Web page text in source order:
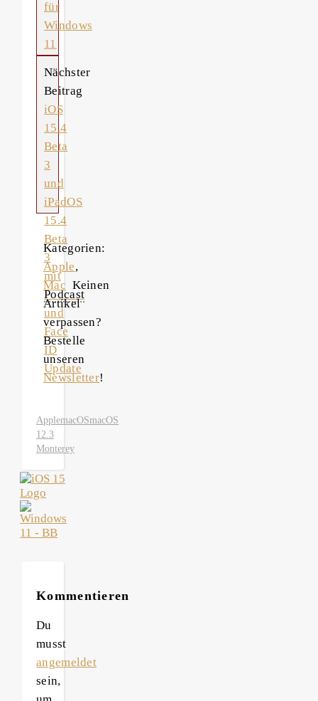
für
Windows
11
Nächster
Beitrag
iOS
15.4
Beta
3
und
iPadOS
15.4
Beta
3
mit
Podcast
und
Face
ID
Update
Kategorien:
Apple,
Mac Keinen
Artikel
verpassen?
Bestelle
unseren
Newsletter!
ApplemacOSmacOS
12.3
Monterey
Kommentieren
Du
musst
angemeldet
sein,